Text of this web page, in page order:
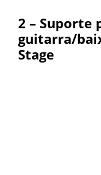
2 – Suporte
guitarra/
Stage